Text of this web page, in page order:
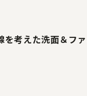
を考えた洗面＆フ